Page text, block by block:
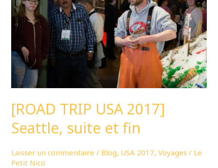
[ROAD TRIP USA 2017]
Seattle, suite et fin
Laisser un commentaire / Blog, USA 2017,Voyages / Le
Petit Nico
Seattle,
suite
fin